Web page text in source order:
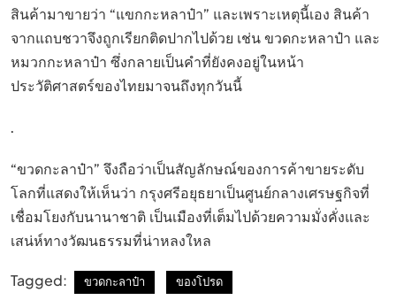
สินค้ามาขายว่า “แขกกะหลาป๋า” และเพราะเหตุนี้เอง สินค้า
จากแถบชวาจึงถูกเรียกติดปากไปด้วย เช่น ขวดกะหลาป๋า และ
หมวกกะหลาป๋า ซึ่งกลายเป็นคำที่ยังคงอยู่ในหน้า
ประวัติศาสตร์ของไทยมาจนถึงทุกวันนี้
.
“ขวดกะลาป๋า” จึงถือว่าเป็นสัญลักษณ์ของการค้าขายระดับ
โลกที่แสดงให้เห็นว่า กรุงศรีอยุธยาเป็นศูนย์กลางเศรษฐกิจที่
เชื่อมโยงกับนานาชาติ เป็นเมืองที่เต็มไปด้วยความมั่งคั่งและ
เสน่ห์ทางวัฒนธรรมที่น่าหลงใหล
Tagged: ขวดกะลาป๋า ของโปรด